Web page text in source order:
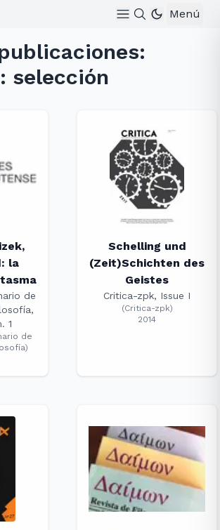
Menú
selección
la
de
1
de
)
Schelling und
(Zeit)Schichten des
Geistes
Critica-zpk, Issue I
(Critica-zpk)
2014